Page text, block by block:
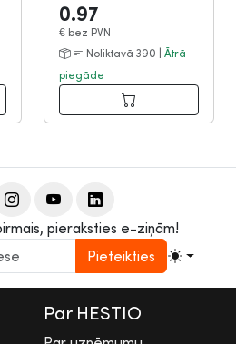
0.97
€ bez PVN
Noliktavā 390 | Ātrā
piegāde
pieraksties e-ziņām!
Pieteikties
Par HESTIO